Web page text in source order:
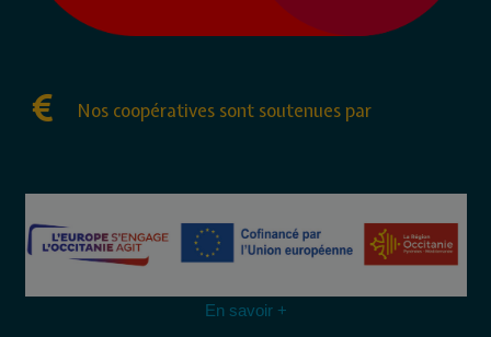
Nos coopératives sont soutenues par
En savoir +